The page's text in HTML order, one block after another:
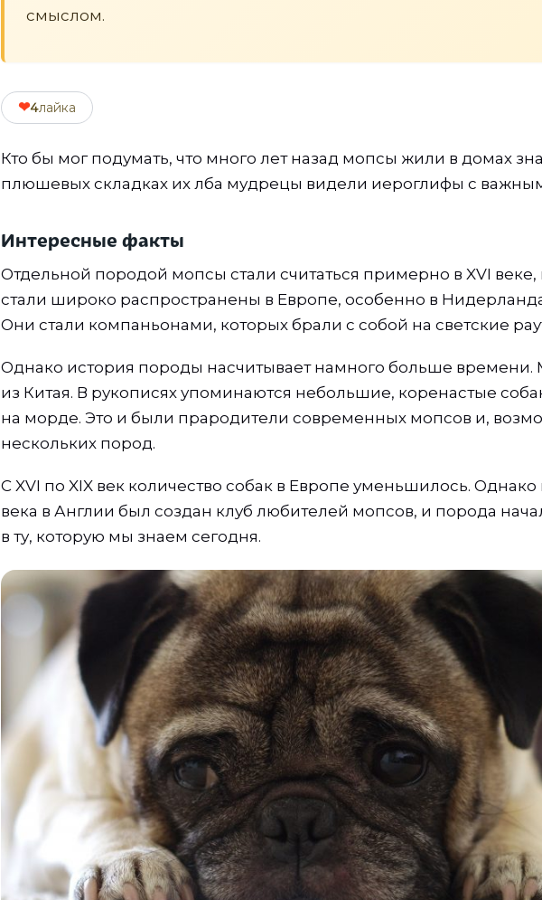
смыслом.
❤4лайка
Кто бы мог подумать, что много лет назад мопсы жили в домах
плюшевых складках их лба мудрецы видели иероглифы с
Интересные факты
Отдельной породой мопсы стали считаться примерно в XVI веке,
стали широко распространены в Европе, особенно в
Они стали компаньонами, которых брали с собой на светские
Однако история породы насчитывает намного больше
из Китая. В рукописях упоминаются небольшие, коренастые
на морде. Это и были прародители современных мопсов и,
нескольких пород.
С XVI по XIX век количество собак в Европе уменьшилось. Однако
века в Англии был создан клуб любителей мопсов, и порода
в ту, которую мы знаем сегодня.